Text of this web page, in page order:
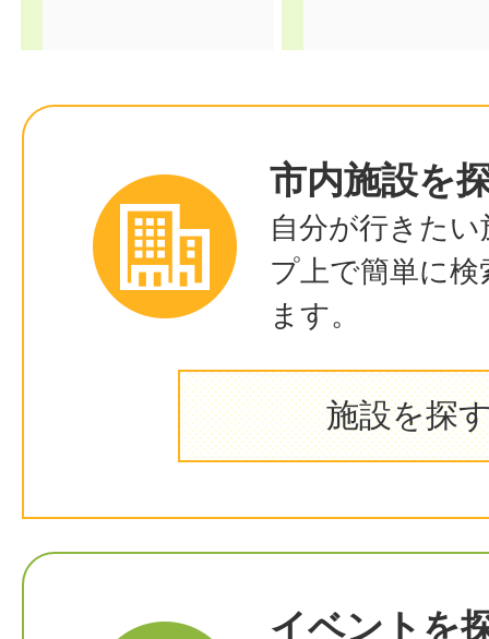
市内施設を
自分が行きた
プ上で簡単に
ます。
施設を探
イベントを